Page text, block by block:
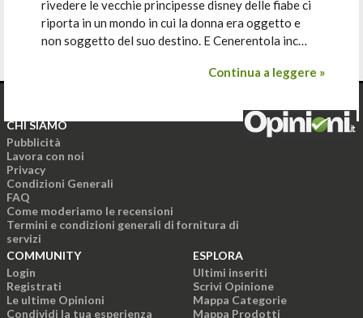
rivedere le vecchie principesse disney delle fiabe ci
riporta in un mondo in cui la donna era oggetto e
non soggetto del suo destino. E Cenerentola inc…
Continua a leggere »
CHI SIAMO
Pubblicità
Lavora con noi
Privacy
Condizioni Generali
FAQ
Come moderiamo le recensioni
Termini e condizioni generali di fornitura di
servizi
COMMUNITY
Login
Registrati
Le ultime Opinioni
Condividi la tua esperienza
ESPLORA
Ultimi inseriti
Scrivi Opinione
Mappa Categorie
Mappa Prodotti